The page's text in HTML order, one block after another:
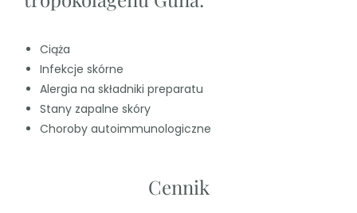
Ciąża
Infekcje skórne
Alergia na składniki preparatu
Stany zapalne skóry
Choroby autoimmunologiczne
Cennik